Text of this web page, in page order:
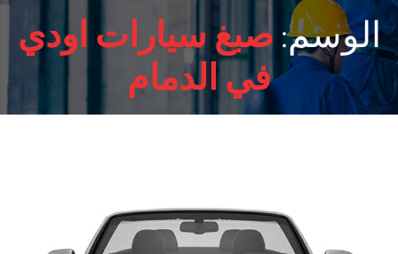
الوسم: صبغ سيارات اودي
في الدمام